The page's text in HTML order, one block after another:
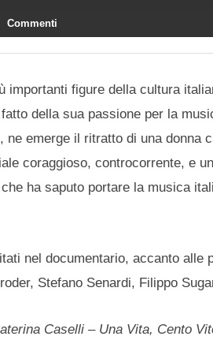
Commenti
figure della cultura
della sua passione per la
emerge il ritratto di una donna
coraggioso, controcorrente, e
ha saputo portare la musica
nel documentario, accanto alle
Stefano Senardi, Filippo
Caselli – Una Vita, Cento